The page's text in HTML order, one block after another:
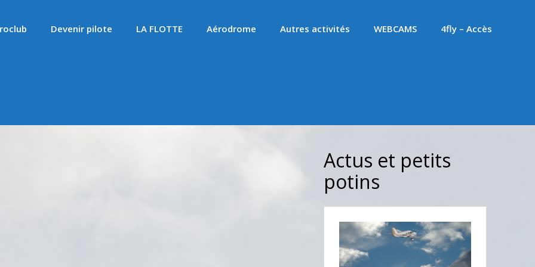
Devenir pilote LA FLOTTE Aérodrome Autres activités WEBCAMS 4fly – Accès
Actus et petits
potins